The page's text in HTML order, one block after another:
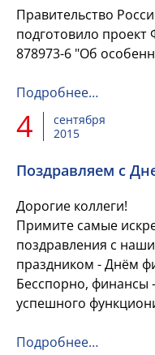
Правительство
подготовило
878973-6 "Об
системы Российской
год". Дирекция...
Подробнее…
4
сентября
2015
Поздравляем с
Дорогие коллеги!
Примите самые
поздравления с
праздником - Днём
Бесспорно, финансы
успешного
Подробнее…